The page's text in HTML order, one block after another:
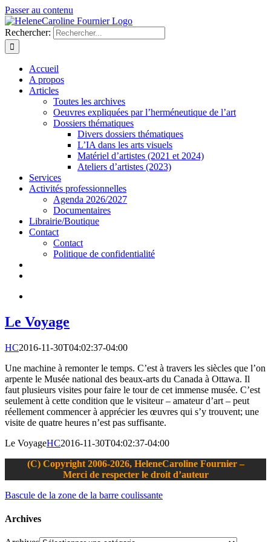
Passer au contenu
Rechercher:
Accueil
A propos
Articles
Toutes les archives
Oeuvres expliquées par l’herméneutique de l’art
Dossiers thématiques
Divers dossiers thématiques
L’IA dans les arts visuels
Matériel d’artistes (2021 et 2024)
Ateliers d’artistes (2023)
Services
Activités professionnelles
Agenda 2026/2027
Documentaires
Librairie/Boutique
Contact
Contact
Politique de confidentialité
Le Voyage
HC2016-11-30T04:02:37-04:00
Une machine à remonter le temps. C’est à travers les siècles que l’on
arpente le Musée national des beaux-arts du Canada à Ottawa. Il
faut plusieurs visites pour faire le tour de cet immense musée. C’est
seulement à cette condition que le visiteur – amateur d’art – peut
réellement commencer à apprécier les œuvres qui s’y trouvent; une
visite de quatre heures n’est pas suffisante.
Le VoyageHC2016-11-30T04:02:37-04:00
(C) Copyright 2006-2026, HeleneCaroline Fournier –
Merci de respecter le droit d’auteur
Bascule de la zone de la barre coulissante
Archives